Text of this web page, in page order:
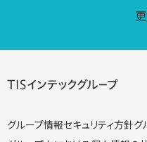
グループ情報セキュリティ方針グ